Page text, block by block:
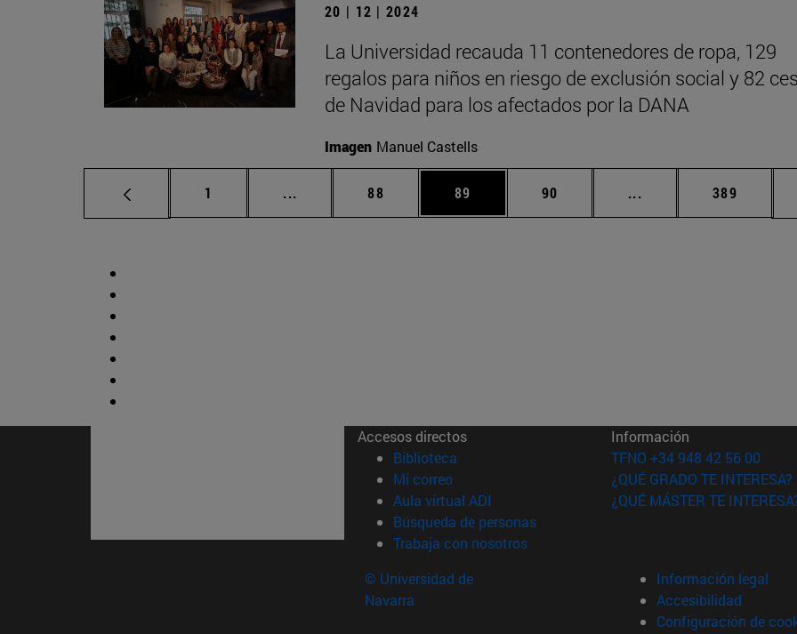
20 | 12 | 2024
La Universidad recauda 11 contenedores de ropa, 129
regalos para niños en riesgo de exclusión social y 82
de Navidad para los afectados por la DANA
Imagen Manuel Castells
Página
1 ... Páginas intermedias Use TAB para desplazarse.
Página
88 Página
89 Página
90 ... Páginas intermedias
Página
389
Accesos directos
Biblioteca (abre en nueva ventana)
Mi correo(abre en nueva ventana)
Aula virtual ADI (abre en nueva ventana)
Búsqueda de personas(abre en nueva ventana)
Trabaja con nosotros(abre en nueva ventana)
Información
TFNO +34 948 42 56 00
¿QUÉ GRADO TE INTERESA?
¿QUÉ MÁSTER TE
© Universidad de
Navarra
Información legal
Accesibilidad
Configuración de